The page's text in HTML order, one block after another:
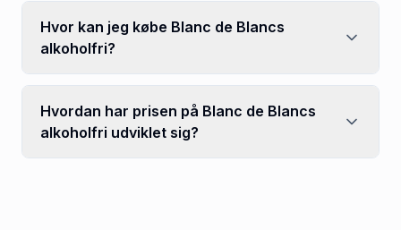
Hvor kan jeg købe Blanc de Blancs
alkoholfri?
Hvordan har prisen på Blanc de Blancs
alkoholfri udviklet sig?